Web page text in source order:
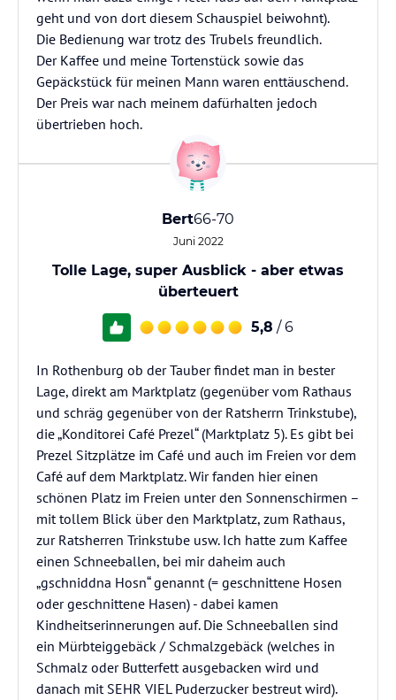
geht und von dort diesem Schauspiel beiwohnt).
Die Bedienung war trotz des Trubels freundlich.
Der Kaffee und meine Tortenstück sowie das
Gepäckstück für meinen Mann waren enttäuschend.
Der Preis war nach meinem dafürhalten jedoch
übertrieben hoch.
Bert66-70
Juni 2022
Tolle Lage, super Ausblick - aber etwas
überteuert
5,8 / 6
In Rothenburg ob der Tauber findet man in bester
Lage, direkt am Marktplatz (gegenüber vom Rathaus
und schräg gegenüber von der Ratsherrn Trinkstube),
die „Konditorei Café Prezel“ (Marktplatz 5). Es gibt bei
Prezel Sitzplätze im Café und auch im Freien vor dem
Café auf dem Marktplatz. Wir fanden hier einen
schönen Platz im Freien unter den Sonnenschirmen –
mit tollem Blick über den Marktplatz, zum Rathaus,
zur Ratsherren Trinkstube usw. Ich hatte zum Kaffee
einen Schneeballen, bei mir daheim auch
„gschniddna Hosn“ genannt (= geschnittene Hosen
oder geschnittene Hasen) - dabei kamen
Kindheitserinnerungen auf. Die Schneeballen sind
ein Mürbteiggebäck / Schmalzgebäck (welches in
Schmalz oder Butterfett ausgebacken wird und
danach mit SEHR VIEL Puderzucker bestreut wird).